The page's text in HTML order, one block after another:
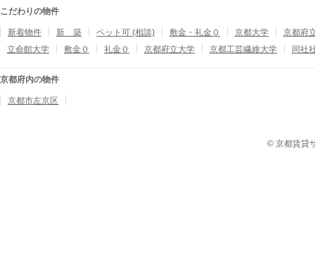
こだわりの物件
新着物件 新 築 ペット可 (相談) 敷金・礼金０ 京都大学
京都府
立命館大学
敷金０ 礼金０ 京都府立大学 京都工芸繊維大学 同社
京都府内の物件
京都市左京区